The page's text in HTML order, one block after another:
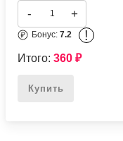
- +
Бонус:7.2 !
Итого:360₽
Купить